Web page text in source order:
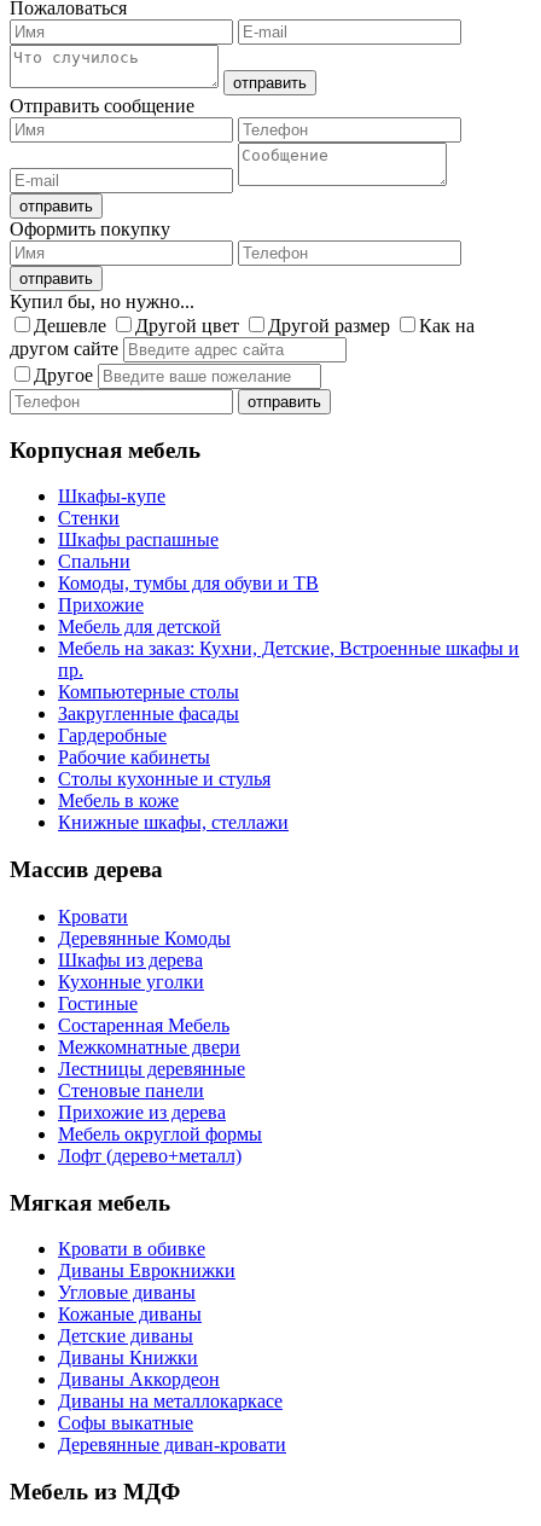
Пожаловаться
Отправить сообщение
Оформить покупку
Купил бы, но нужно...
Дешевле
Другой цвет Другой размер
Как на
другом сайте
Другое
Корпусная мебель
Шкафы-купе
Стенки
Шкафы распашные
Спальни
Комоды, тумбы для обуви и ТВ
Прихожие
Мебель для детской
Мебель на заказ: Кухни, Детские, Встроенные шкафы и
пр.
Компьютерные столы
Закругленные фасады
Гардеробные
Рабочие кабинеты
Столы кухонные и стулья
Мебель в коже
Книжные шкафы, стеллажи
Массив дерева
Кровати
Деревянные Комоды
Шкафы из дерева
Кухонные уголки
Гостиные
Состаренная Мебель
Межкомнатные двери
Лестницы деревянные
Стеновые панели
Прихожие из дерева
Мебель округлой формы
Лофт (дерево+металл)
Мягкая мебель
Кровати в обивке
Диваны Еврокнижки
Угловые диваны
Кожаные диваны
Детские диваны
Диваны Книжки
Диваны Аккордеон
Диваны на металлокаркасе
Софы выкатные
Деревянные диван-кровати
Мебель из МДФ